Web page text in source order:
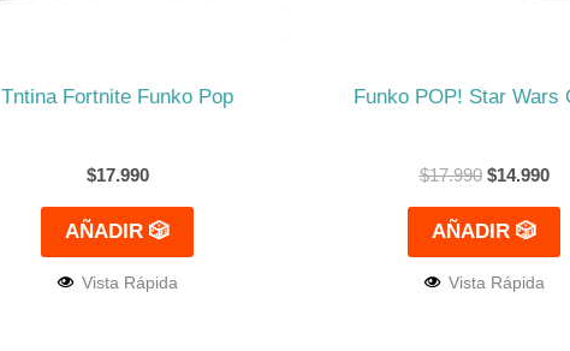
Tntina Fortnite Funko Pop
$17.990
AÑADIR 🎲
Vista Rápida
Funko POP! Star Wars
$17.990 $14.990
AÑADIR 🎲
Vista Rápida